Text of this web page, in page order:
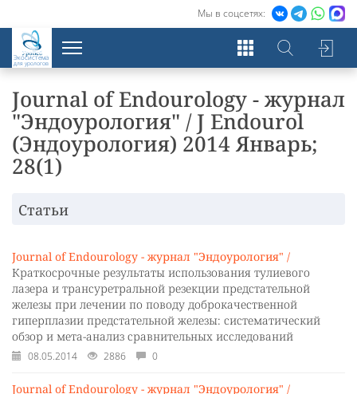
Мы в соцсетях:
Экосистема
для урологов
Journal of Endourology - журнал
"Эндоурология" / J Endourol
(Эндоурология) 2014 Январь;
28(1)
Статьи
Journal of Endourology - журнал "Эндоурология" /
Краткосрочные результаты использования тулиевого
лазера и трансуретральной резекции предстательной
железы при лечении по поводу доброкачественной
гиперплазии предстательной железы: систематический
обзор и мета-анализ сравнительных исследований
08.05.2014 2886 0
Journal of Endourology - журнал "Эндоурология" /